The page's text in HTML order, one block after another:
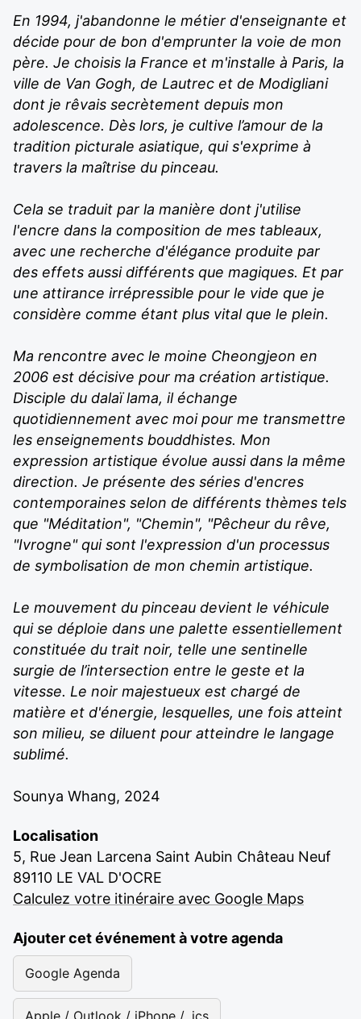
En 1994, j'abandonne le métier d'enseignante et
décide pour de bon d'emprunter la voie de mon
père. Je choisis la France et m'installe à Paris, la
ville de Van Gogh, de Lautrec et de Modigliani
dont je rêvais secrètement depuis mon
adolescence. Dès lors, je cultive l’amour de la
tradition picturale asiatique, qui s'exprime à
travers la maîtrise du pinceau.
Cela se traduit par la manière dont j'utilise
l'encre dans la composition de mes tableaux,
avec une recherche d'élégance produite par
des effets aussi différents que magiques. Et par
une attirance irrépressible pour le vide que je
considère comme étant plus vital que le plein.
Ma rencontre avec le moine Cheongjeon en
2006 est décisive pour ma création artistique.
Disciple du dalaï lama, il échange
quotidiennement avec moi pour me transmettre
les enseignements bouddhistes. Mon
expression artistique évolue aussi dans la même
direction. Je présente des séries d'encres
contemporaines selon de différents thèmes tels
que "Méditation", "Chemin", "Pêcheur du rêve,
"Ivrogne" qui sont l'expression d'un processus
de symbolisation de mon chemin artistique.
Le mouvement du pinceau devient le véhicule
qui se déploie dans une palette essentiellement
constituée du trait noir, telle une sentinelle
surgie de l’intersection entre le geste et la
vitesse. Le noir majestueux est chargé de
matière et d'énergie, lesquelles, une fois atteint
son milieu, se diluent pour atteindre le langage
sublimé.
Sounya Whang, 2024
Localisation
5, Rue Jean Larcena Saint Aubin Château Neuf
89110 LE VAL D'OCRE
Calculez votre itinéraire avec Google Maps
Ajouter cet événement à votre agenda
Google Agenda